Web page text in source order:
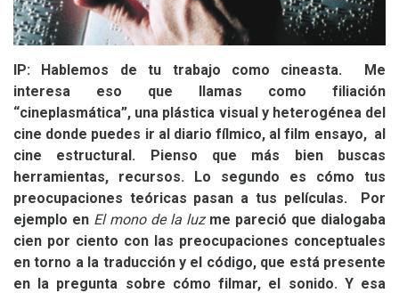
IP: Hablemos de tu trabajo como cineasta. Me
interesa eso que llamas como filiación
“cineplasmática”, una plástica visual y heterogénea del
cine donde puedes ir al diario fílmico, al film ensayo, al
cine estructural. Pienso que más bien buscas
herramientas, recursos. Lo segundo es cómo tus
preocupaciones teóricas pasan a tus películas. Por
ejemplo en El mono de la luz me pareció que dialogaba
cien por ciento con las preocupaciones conceptuales
en torno a la traducción y el código, que está presente
en la pregunta sobre cómo filmar, el sonido. Y esa